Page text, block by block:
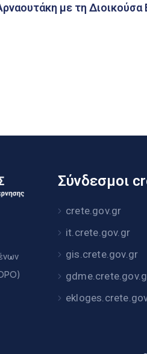
με τη Διοικούσα
Σύνδεσμοι
crete.gov.gr
it.crete.gov.gr
gis.crete.gov.gr